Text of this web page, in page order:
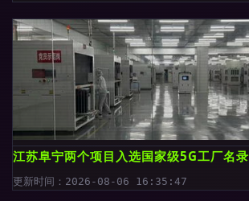
江苏阜宁两个项目入选国家级5G工厂名录
更新时间：2026-08-06 16:35:47